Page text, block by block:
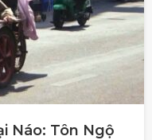
Náo: Tôn Ngộ